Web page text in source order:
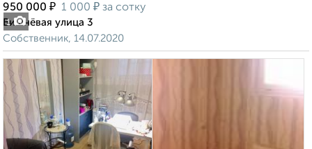
1
950 000 ₽ 1 000 ₽ за сотку
Вишнёвая улица 3
Собственник, 14.07.2020